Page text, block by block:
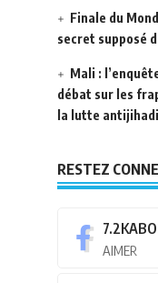
Finale du
secret supposé
Mali :
débat sur les
la lutte
RESTEZ
7.2K
AIMER